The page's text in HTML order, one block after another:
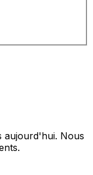
aujourd'hui. Nous